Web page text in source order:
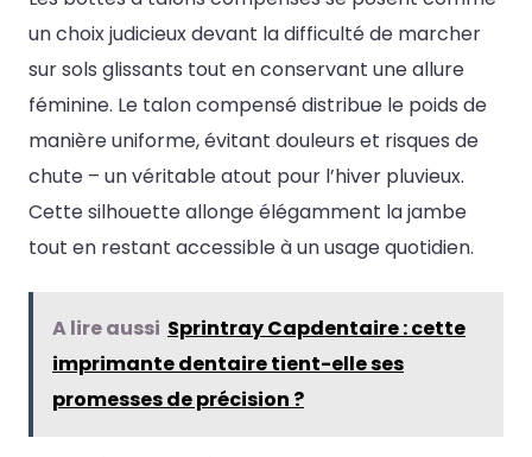
un choix judicieux devant la difficulté de marcher
sur sols glissants tout en conservant une allure
féminine. Le talon compensé distribue le poids de
manière uniforme, évitant douleurs et risques de
chute – un véritable atout pour l’hiver pluvieux.
Cette silhouette allonge élégamment la jambe
tout en restant accessible à un usage quotidien.
A lire aussi Sprintray Capdentaire : cette
imprimante dentaire tient-elle ses
promesses de précision ?